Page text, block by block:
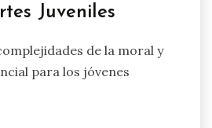
Juveniles
de la moral y
para los jóvenes